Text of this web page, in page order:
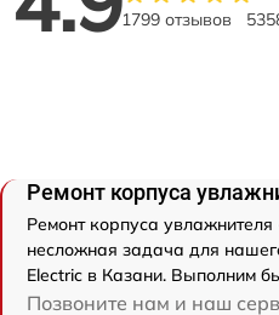
1799 отзывов
Ремонт корпуса
Ремонт корпуса
несложная задача для
Electric в Казани. Выполним
Позвоните нам и наш